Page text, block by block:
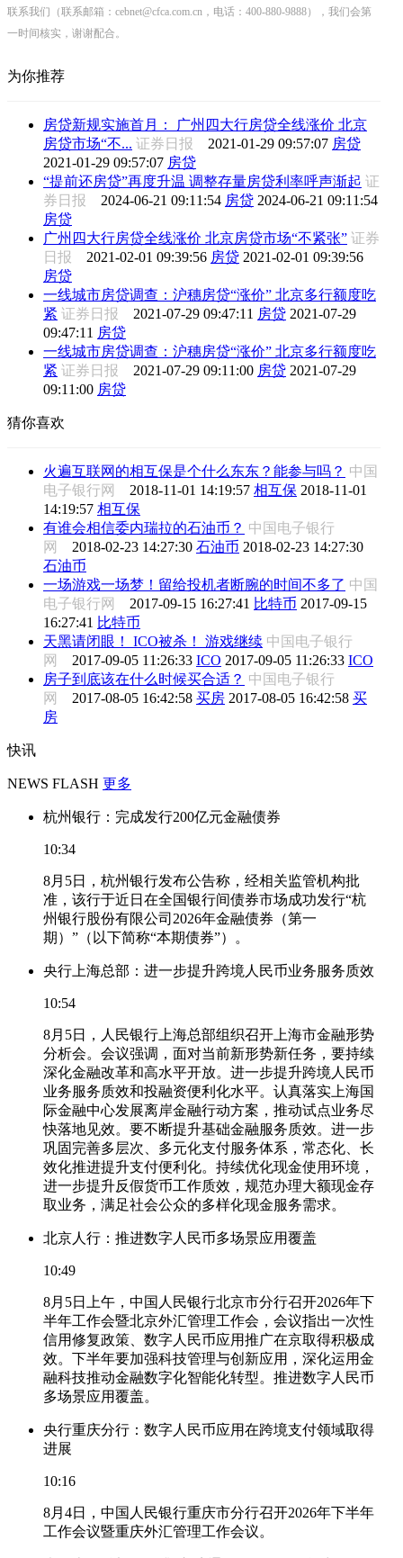
联系我们（联系邮箱：cebnet@cfca.com.cn，电话：400-880-9888），我们会第
一时间核实，谢谢配合。
为你推荐
房贷新规实施首月： 广州四大行房贷全线涨价 北京
房贷市场“不... 证券日报 2021-01-29 09:57:07 房贷
2021-01-29 09:57:07 房贷
“提前还房贷”再度升温 调整存量房贷利率呼声渐起 证
券日报 2024-06-21 09:11:54 房贷 2024-06-21 09:11:54
房贷
广州四大行房贷全线涨价 北京房贷市场“不紧张” 证券
日报 2021-02-01 09:39:56 房贷 2021-02-01 09:39:56
房贷
一线城市房贷调查：沪穗房贷“涨价” 北京多行额度吃
紧 证券日报 2021-07-29 09:47:11 房贷 2021-07-29
09:47:11 房贷
一线城市房贷调查：沪穗房贷“涨价” 北京多行额度吃
紧 证券日报 2021-07-29 09:11:00 房贷 2021-07-29
09:11:00 房贷
猜你喜欢
火遍互联网的相互保是个什么东东？能参与吗？ 中国
电子银行网 2018-11-01 14:19:57 相互保 2018-11-01
14:19:57 相互保
有谁会相信委内瑞拉的石油币？ 中国电子银行
网 2018-02-23 14:27:30 石油币 2018-02-23 14:27:30
石油币
一场游戏一场梦！留给投机者断腕的时间不多了 中国
电子银行网 2017-09-15 16:27:41 比特币 2017-09-15
16:27:41 比特币
天黑请闭眼！ ICO被杀！ 游戏继续 中国电子银行
网 2017-09-05 11:26:33 ICO 2017-09-05 11:26:33 ICO
房子到底该在什么时候买合适？ 中国电子银行
网 2017-08-05 16:42:58 买房 2017-08-05 16:42:58 买
房
快讯
NEWS FLASH 更多
杭州银行：完成发行200亿元金融债券
10:34
8月5日，杭州银行发布公告称，经相关监管机构批
准，该行于近日在全国银行间债券市场成功发行“杭
州银行股份有限公司2026年金融债券（第一
期）”（以下简称“本期债券”）。
央行上海总部：进一步提升跨境人民币业务服务质效
10:54
8月5日，人民银行上海总部组织召开上海市金融形势
分析会。会议强调，面对当前新形势新任务，要持续
深化金融改革和高水平开放。进一步提升跨境人民币
业务服务质效和投融资便利化水平。认真落实上海国
际金融中心发展离岸金融行动方案，推动试点业务尽
快落地见效。要不断提升基础金融服务质效。进一步
巩固完善多层次、多元化支付服务体系，常态化、长
效化推进提升支付便利化。持续优化现金使用环境，
进一步提升反假货币工作质效，规范办理大额现金存
取业务，满足社会公众的多样化现金服务需求。
北京人行：推进数字人民币多场景应用覆盖
10:49
8月5日上午，中国人民银行北京市分行召开2026年下
半年工作会暨北京外汇管理工作会，会议指出一次性
信用修复政策、数字人民币应用推广在京取得积极成
效。下半年要加强科技管理与创新应用，深化运用金
融科技推动金融数字化智能化转型。推进数字人民币
多场景应用覆盖。
央行重庆分行：数字人民币应用在跨境支付领域取得
进展
10:16
8月4日，中国人民银行重庆市分行召开2026年下半年
工作会议暨重庆外汇管理工作会议。